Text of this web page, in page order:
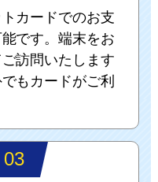
カードでのお支
です。端末をお
訪問いたします
もカードがご利